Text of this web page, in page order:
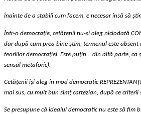
Înainte de a stabili cum facem, e necesar însă să
Într-o democrație, cetățenii nu-și aleg niciodată
dar după cum prea bine știm, termenul este
teoriilor democrației. Este puțin… din altă parte; ca
sensul metaforic).
Cetățenii își aleg în mod democratic
mai sus, cu mult bun simț cartezian, după ce criterii
Se presupune că idealul democratic nu este să fim